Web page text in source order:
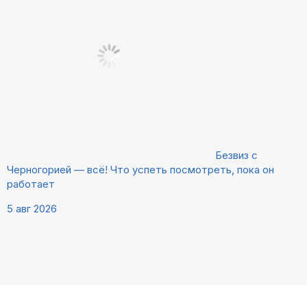
Безвиз с
Черногорией — всё! Что успеть посмотреть, пока он
работает
5 авг 2026